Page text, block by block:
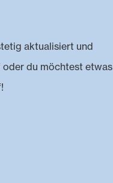
aktualisiert und
du möchtest etwas